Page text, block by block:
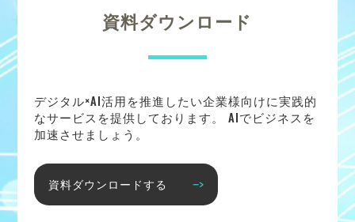
資料ダウンロード
デジタル×AI活用を推進したい企業様向けに実践的
なサービスを提供しております。 AIでビジネスを
加速させましょう。
資料ダウンロードする